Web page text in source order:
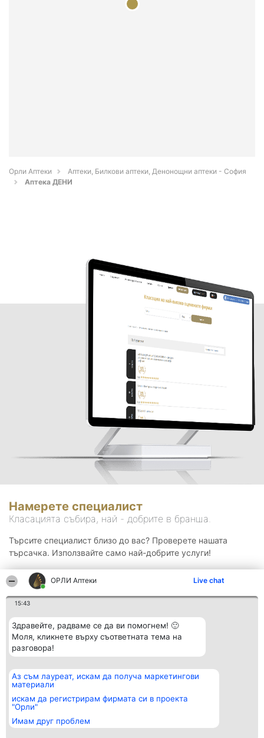
ОРЛИ Аптеки Live chat
15:43
Здравейте, радваме се да ви помогнем! 🙂
Моля, кликнете върху съответната тема на
разговора!
Аз съм лауреат, искам да получа маркетингови
материали
искам да регистрирам фирмата си в проекта
"Орли"
Имам друг проблем
Орли Аптеки
Аптеки, Билкови аптеки, Денонощни аптеки - София
Аптека ДЕНИ
Намерете специалист
Класацията събира, най - добрите в бранша.
Търсите специалист близо до вас? Проверете нашата
търсачка. Използвайте само най-добрите услуги!
Организатор на
класиране
BulevardulAleea Timișul De
Sus Nr. 2, Bl. A30, Sc. A, Et.
4, Ap. 13
București 53-238
Класация
всички
Статут/Устав
Контакти